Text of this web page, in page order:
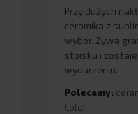
Przy dużych
ceramika z
wybór. Żywa
stoisku i
wydarzeniu.
Polecamy:
Color